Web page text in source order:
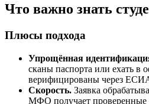
Что важно знать
Плюсы подхода
Упрощённая
сканы паспорта или ехать
верифицированы через
Скорость. Заявка
МФО получает проверенные